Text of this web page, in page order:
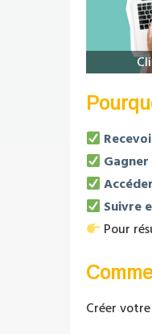
Suivre
Pour
Créer